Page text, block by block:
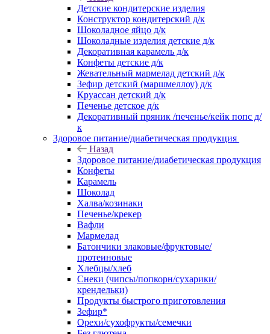
Детские кондитерские изделия
Конструктор кондитерский д/к
Шоколадное яйцо д/к
Шоколадные изделия детские д/к
Декоративная карамель д/к
Конфеты детские д/к
Жевательный мармелад детский д/к
Зефир детский (маршмеллоу) д/к
Круассан детский д/к
Печенье детское д/к
Декоративный пряник /печенье/кейк попс д/
к
Здоровое питание/диабетическая продукция
Назад
Здоровое питание/диабетическая продукция
Конфеты
Карамель
Шоколад
Халва/козинаки
Печенье/крекер
Вафли
Мармелад
Батончики злаковые/фруктовые/
протеиновые
Хлебцы/хлеб
Снеки (чипсы/попкорн/сухарики/
крендельки)
Продукты быстрого приготовления
Зефир*
Орехи/сухофрукты/семечки